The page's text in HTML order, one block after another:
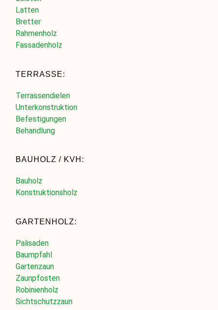
Latten
Bretter
Rahmenholz
Fassadenholz
TERRASSE:
Terrassendielen
Unterkonstruktion
Befestigungen
Behandlung
BAUHOLZ / KVH:
Bauholz
Konstruktionsholz
GARTENHOLZ:
Palisaden
Baumpfahl
Gartenzaun
Zaunpfosten
Robinienholz
Sichtschutzzaun